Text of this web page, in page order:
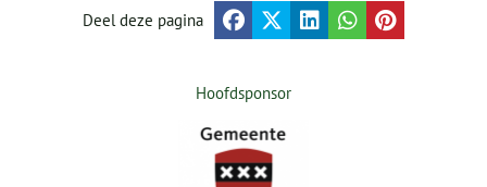
Deel deze pagina
Hoofdsponsor